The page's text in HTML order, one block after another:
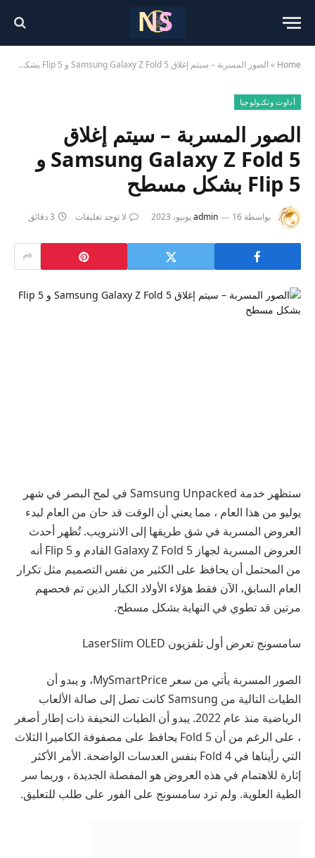
Home
» الصور المسربة – سيتم إغلاق Samsung Galaxy Z Fold 5 و Flip 5 بشكل مسطح
أداوت وتكنولوجيا
الصور المسربة – سيتم إغلاق
Samsung Galaxy Z Fold 5 و
Flip 5 بشكل مسطح
بواسطة admin 16 يونيو، 2023 لا توجد تعليقات 3 دقائق
ستظهر خدمة Samsung Unpacked في لمح البصر في شهر
يوليو من هذا العام ، مما يعني أن الوقت قد حان من العام لبدء
العروض المسربة في شق طريقها إلى الانترويب. تُظهر أحدث
العروض المسربة لجهاز Galaxy Z Fold 5 القادم و Flip 5 أنه
من المحتمل أن يحافظ على الكثير من نفس التصميم مثل تكرار
العام السابق، الآن فقط هؤلاء الأولاد الكبار الذين تم فحصهم
مرتين قد تطوي في النهاية بشكل مسطح.
سامسونج تعرض أول تلفزيون LaserSlim OLED
الصور المسربة يأتي من سعر MySmartPrice
، و يبدو أن
الطيات التالية من Samsung كانت تصل إلى صالة الألعاب
الرياضية منذ عام 2022. يبدو أن الطيات النحيفة ذات إطار أصغر
، على الرغم من أن Fold 5 يحافظ على مصفوفة الكاميرا الثلاث
التي رأيناها في Fold 4 بنفس العدسات الواضحة. الأمر الأكثر
إثارة للاهتمام في هذه العروض هو المفصلة الجديدة ، وربما سر
الطية العلوية. ولم ترد سامسونج على الفور على طلب للتعليق.